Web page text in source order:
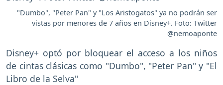
"Dumbo", "Peter Pan" y "Los Aristogatos" ya no podrán ser
vistas por menores de 7 años en Disney+. Foto: Twitter
@nemoaponte
Disney+ optó por bloquear el acceso a los niños
de cintas clásicas como "Dumbo", "Peter Pan" y "El
Libro de la Selva"